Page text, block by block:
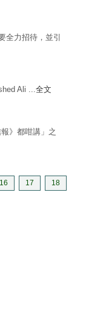
全力招待，並引
Ali ...全文
》都咁講」之
16 17 18